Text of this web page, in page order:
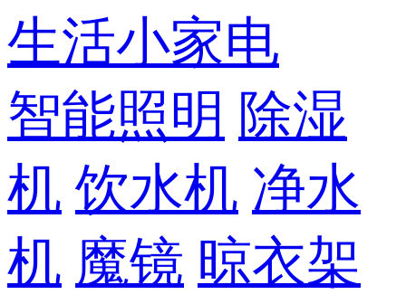
生活小家电
智能照明 除湿
机 饮水机 净水
机 魔镜 晾衣架